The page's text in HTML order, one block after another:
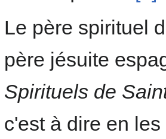
Le père spirituel
père jésuite
Spirituels de
c'est à dire en